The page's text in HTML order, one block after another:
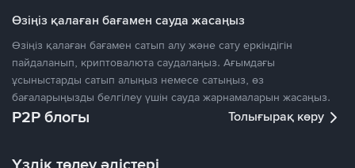
Өзіңіз қалаған бағамен сауда жасаңыз
Өзіңіз қалаған бағамен сатып алу және сату еркіндігін
пайдаланып, криптовалюта саудалаңыз. Ағымдағы
ұсыныстарды сатып алыңыз немесе сатыңыз, өз
бағаларыңызды белгілеу үшін сауда жарнамаларын жасаңыз.
P2P блогы Толығырақ көру